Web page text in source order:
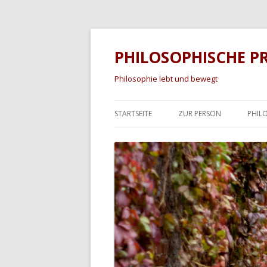
PHILOSOPHISCHE
Philosophie lebt und bewegt
STARTSEITE ZUR PERSON